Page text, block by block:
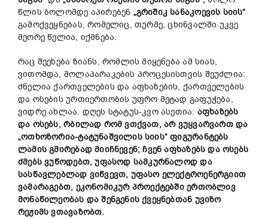
წლის ბოლომდე აპირებენ „გრიშიკ სანაკოევის სიის“
გამოქვეყნებას, რომელიც, თურმე, ცხინვალში უკვე
მეორე წელია, იქმნება.
რაც შეეხება ზიანს, რომლის მიყენება ამ სიას,
ვითომდა, მოლაპარაკების პროცესისთვის შეუძლია:
ძნელია ქართველების და აფხაზების, ქართველების
და ოსების ურთიერთობის უფრო მეტად გაფუჭება,
ვიდრე ახლაა. დღეს სტატუს-კვო ასეთია: აფხაზებს
და ოსებს, რბილად რომ ვთქვათ, არ ვუყვარვართ და
„ოთხოზორია-ტატუნაშვილის სიის“ ფიგურანტებს
ლამის გმირებად მიიჩნევენ; ჩვენ აფხაზებს და ოსებს
ძმებს ვუწოდებთ, უფასოდ სამკურნალოდ და
სასწავლებლად ვიწვევთ, უფასო ელექტროენერგიით
ვამარაგებთ, ეკონომიკურ პროექტებში ერთობლივ
მონაწილეობას და შენგენის ქვეყნებთან უვიზო
რეჟიმს ვთავაზობთ.